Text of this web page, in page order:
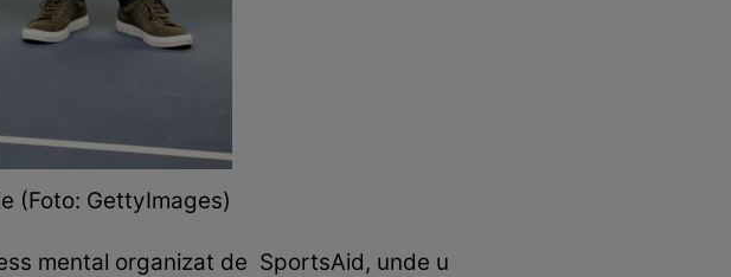
(Foto: GettyImages)
mental organizat de SportsAid, unde u